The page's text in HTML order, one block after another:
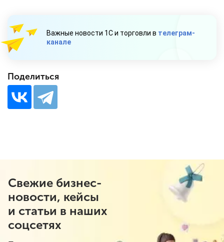
Важные новости 1С и торговли в телеграм-
канале
Поделиться
Свежие бизнес-
новости, кейсы
и статьи в наших
соцсетях